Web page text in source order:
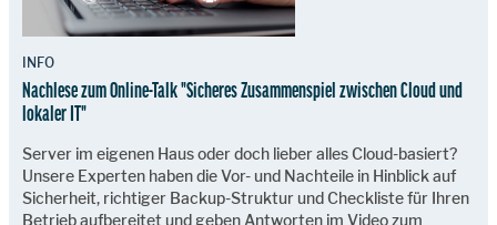
INFO
Nachlese zum Online-Talk "Sicheres Zusammenspiel zwischen Cloud und
lokaler IT"
Server im eigenen Haus oder doch lieber alles Cloud-basiert?
Unsere Experten haben die Vor- und Nachteile in Hinblick auf
Sicherheit, richtiger Backup-Struktur und Checkliste für Ihren
Betrieb aufbereitet und geben Antworten im Video zum